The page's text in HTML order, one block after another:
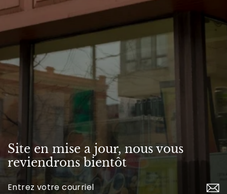
Site en mise a jour, nous vous
reviendrons bientôt
Inscrivez-